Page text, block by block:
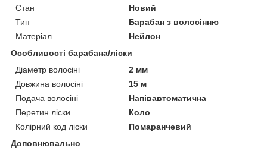
Стан
Новий
Тип
Барабан з волосінню
Матеріал
Нейлон
Особливості барабана/ліски
Діаметр волосіні
2 мм
Довжина волосіні
15 м
Подача волосіні
Напівавтоматична
Перетин ліски
Коло
Колірний код ліски
Помаранчевий
Доповнювально